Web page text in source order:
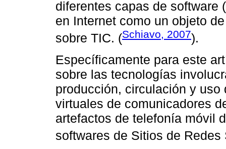
diferentes capas de software (
en Internet como un objeto
sobre TIC. (Schiavo, 2007).
Específicamente para este
sobre las tecnologías
producción, circulación y
virtuales de comunicadores
artefactos de telefonía móvil
softwares de Sitios de Redes